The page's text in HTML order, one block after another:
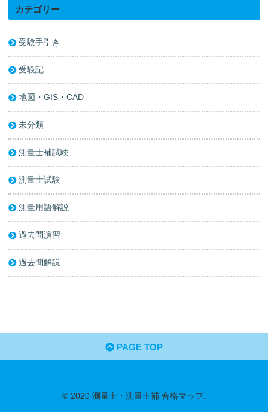
カテゴリー
受験手引き
受験記
地図・GIS・CAD
未分類
測量士補試験
測量士試験
測量用語解説
過去問演習
過去問解説
PAGE TOP
© 2020 測量士・測量士補 合格マップ.